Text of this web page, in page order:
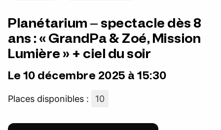
Planétarium – spectacle dès 8
ans : « GrandPa & Zoé, Mission
Lumière » + ciel du soir
Le 10 décembre 2025 à 15:30
Places disponibles : 10